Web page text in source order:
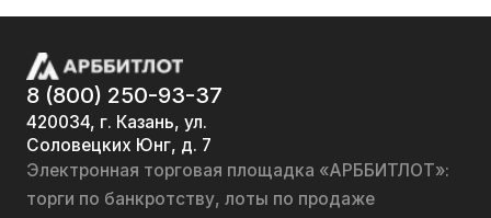
8 (800) 250-93-37
420034, г. Казань, ул.
Соловецких Юнг, д. 7
Электронная торговая площадка «АРББИТЛОТ»:
торги по банкротству, лоты по продаже